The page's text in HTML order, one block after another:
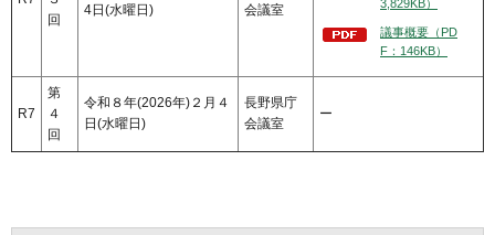
回
4日(水曜日)
会議室
3,829KB）
議事概要（PD
F：146KB）
R7
第
４
回
令和８年(2026年)２月４
日(水曜日)
長野県庁
会議室
ー